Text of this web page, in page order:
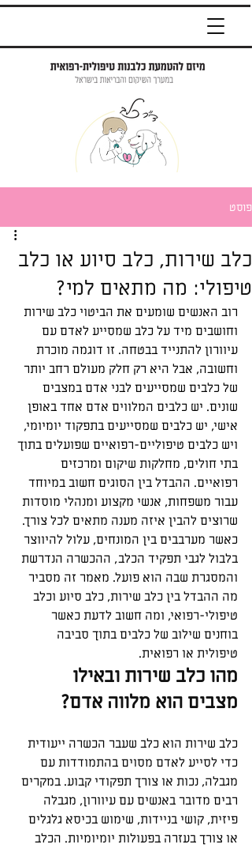
פוסט
כלב שירות, כלב סיוע או כלב
טיפולי: מה מתאים למי?
רוב האנשים שומעים את הביטוי כלב שירות
וחושבים מיד על כלב שמסייע לאדם עם
עיוורון להתנייד בבטחה. זו דוגמה מוכרת
וחשובה, אבל היא רק חלק מעולם רחב יותר
של כלבים שמסייעים לבני אדם במצבים
שונים. יש כלבים המלווים אדם אחד באופן
אישי, יש כלבים שמסייעים בתפקוד יומיומי,
ויש כלבים טיפוליים-רפואיים שפועלים בתוך
בתי חולים, מחלקות שיקום ומרכזים
רפואיים. ההבדל בין הסוגים חשוב במיוחד
עבור משפחות, אנשי מקצוע ומנהלי מוסדות
שרוצים להבין איזה מענה מתאים לכל צורך.
כאשר מערבבים בין המונחים, עלול להיווצר
בלבול לגבי תפקיד הכלב, ההכשרה הנדרשת
והמסגרת שבה הוא פועל. מאמר זה מסביר
מה ההבדל בין כלב שירות, כלב סיוע וכלב
טיפולי-רפואי, ומה חשוב לדעת כאשר
בוחנים שילוב של כלבים בתוך סביבה
טיפולית או רפואית.
מהו כלב שירות ובאילו
מצבים הוא מלווה אדם?
כלב שירות הוא כלב שעבר הכשרה ייעודית
כדי לסייע לאדם מסוים בהתמודדות עם
מגבלה, נכות או צורך תפקודי קבוע. במקרים
רבים מדובר באנשים עם עיוורון, מגבלה
פיזית, קושי בניידות, שימוש בכיסא גלגלים
או צורך בעזרה בפעולות יומיומיות. הכלב